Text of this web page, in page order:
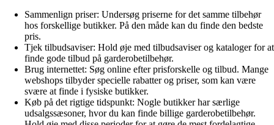
Sammenlign priser: Undersøg priserne for det samme tilbehør
hos forskellige butikker. På den måde kan du finde den bedste
pris.
Tjek tilbudsaviser: Hold øje med tilbudsaviser og kataloger for at
finde gode tilbud på garderobetilbehør.
Brug internettet: Søg online efter prisforskelle og tilbud. Mange
webshops tilbyder specielle rabatter og priser, som kan være
svære at finde i fysiske butikker.
Køb på det rigtige tidspunkt: Nogle butikker har særlige
udsalgssæsoner, hvor du kan finde billige garderobetilbehør.